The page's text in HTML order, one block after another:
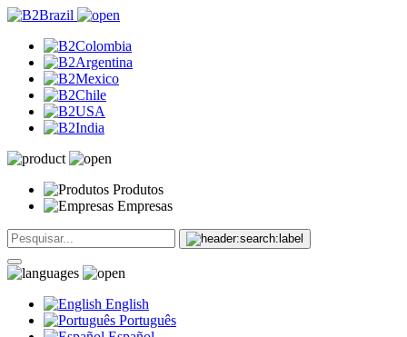
Produtos
Empresas
English
Português